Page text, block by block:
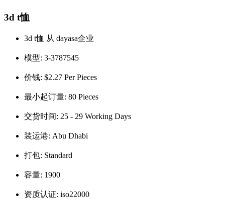
3d t恤
3d t恤 从 dayasa企业
模型: 3-3787545
价钱: $2.27 Per Pieces
最小起订量: 80 Pieces
交货时间: 25 - 29 Working Days
装运港: Abu Dhabi
打包: Standard
容量: 1900
资质认证: iso22000